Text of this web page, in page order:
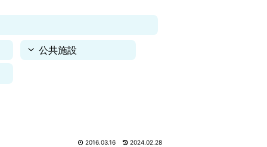
公共施設
2016.03.16 2024.02.28